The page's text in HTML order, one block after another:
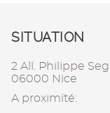
SITUATION
2 All. Philippe
06000 Nice
A proximité: